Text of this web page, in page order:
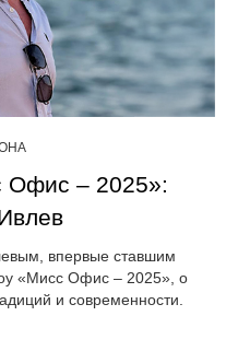
Офис – 2025»:
впервые ставшим
«Мисс Офис – 2025», о
и современности.